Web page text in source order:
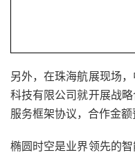
另外，在珠海航展现场
科技有限公司就开展战
服务框架协议，合作金额
椭圆时空是业界领先的